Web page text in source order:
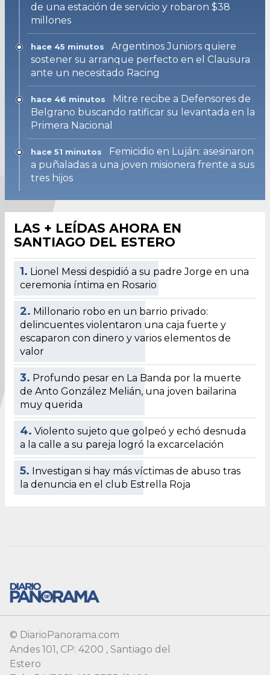
de una estación de servicio y robaron $38
millones
hace 45 minutos
Argentinos Juniors quiere
sostener su arranque perfecto en el Clausura
ante un necesitado Racing
hace 46 minutos
Mitre recibe a Defensores de
Belgrano buscando ratificar su levantada en la
Primera Nacional
hace 51 minutos
Femicidio en Luján: asesinaron
a puñaladas a una joven misionera frente a sus
tres hijos
LAS + LEÍDAS AHORA EN
SANTIAGO DEL ESTERO
1. Lionel Messi despidió a su padre Jorge en una
ceremonia íntima en Rosario
2. Millonario robo en un barrio privado:
delincuentes violentaron una caja fuerte y
escaparon con dinero y varios elementos de
valor
3. Profundo pesar en La Banda por la muerte
de Anto González Melián, una joven bailarina
muy querida
4. Violento sujeto que golpeó y echó desnuda
a la calle a su pareja logró la excarcelación
5. Investigan si hay más víctimas de abuso tras
la denuncia en el club Estrella Roja
© DiarioPanorama.com
Andes 101, CP: 4200 , Santiago del
Estero